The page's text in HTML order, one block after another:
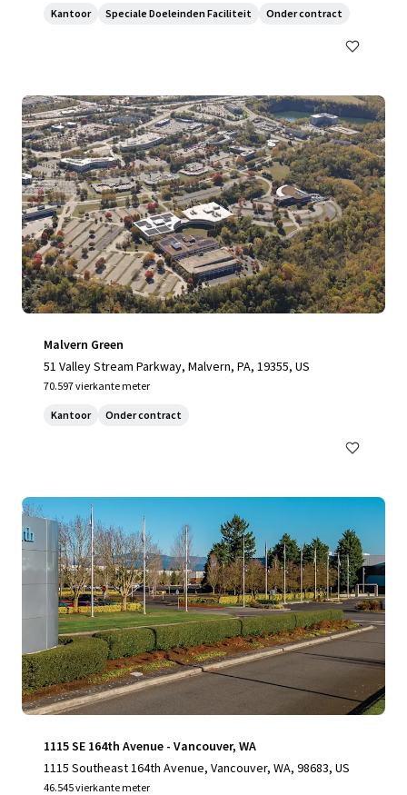
Kantoor Speciale Doeleinden Faciliteit Onder contract
Malvern Green
51 Valley Stream Parkway, Malvern, PA, 19355, US
70.597 vierkante meter
Kantoor Onder contract
1115 SE 164th Avenue - Vancouver, WA
1115 Southeast 164th Avenue, Vancouver, WA, 98683, US
46.545 vierkante meter